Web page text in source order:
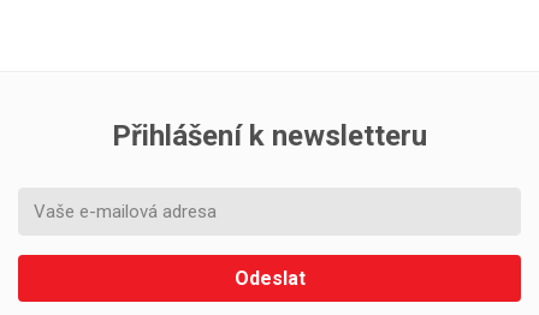
Přihlášení k newsletteru
Odeslat